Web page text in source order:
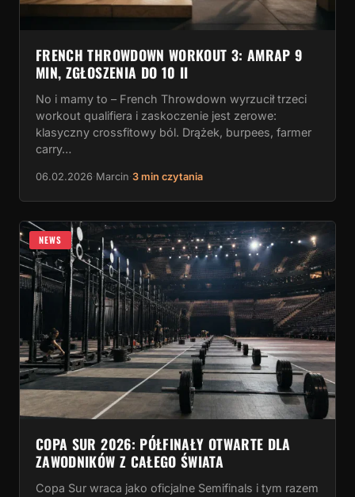
FRENCH THROWDOWN WORKOUT 3: AMRAP 9
MIN, ZGŁOSZENIA DO 10 II
No i mamy to – French Throwdown wyrzucił trzeci
workout qualifiera i zaskoczenie jest zerowe:
klasyczny crossfitowy ból. Drążek, burpees, farmer
carry…
06.02.2026 Marcin 3 min czytania
NEWS
COPA SUR 2026: PÓŁFINAŁY OTWARTE DLA
ZAWODNIKÓW Z CAŁEGO ŚWIATA
Copa Sur wraca jako oficjalne Semifinals i tym razem